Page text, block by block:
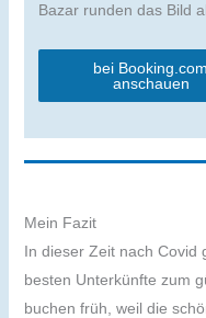
Bazar runden das Bild
bei Booking.com
anschauen
Mein Fazit
In dieser Zeit nach Covid
besten Unterkünfte zum
buchen früh, weil die